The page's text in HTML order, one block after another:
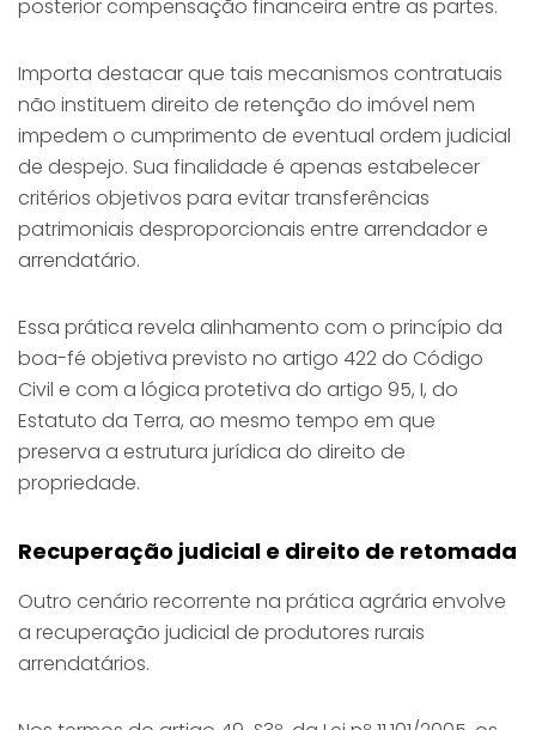
posterior compensação financeira entre as partes.
Importa destacar que tais mecanismos contratuais
não instituem direito de retenção do imóvel nem
impedem o cumprimento de eventual ordem judicial
de despejo. Sua finalidade é apenas estabelecer
critérios objetivos para evitar transferências
patrimoniais desproporcionais entre arrendador e
arrendatário.
Essa prática revela alinhamento com o princípio da
boa-fé objetiva previsto no artigo 422 do Código
Civil e com a lógica protetiva do artigo 95, I, do
Estatuto da Terra, ao mesmo tempo em que
preserva a estrutura jurídica do direito de
propriedade.
Recuperação judicial e direito de retomada
Outro cenário recorrente na prática agrária envolve
a recuperação judicial de produtores rurais
arrendatários.